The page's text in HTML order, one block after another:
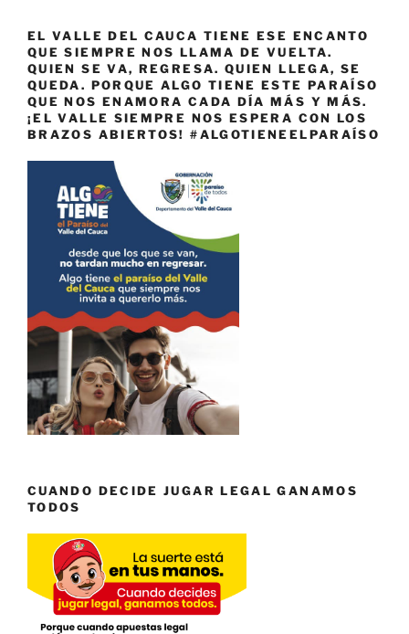
EL VALLE DEL CAUCA TIENE ESE ENCANTO
QUE SIEMPRE NOS LLAMA DE VUELTA.
QUIEN SE VA, REGRESA. QUIEN LLEGA, SE
QUEDA. PORQUE ALGO TIENE ESTE PARAÍSO
QUE NOS ENAMORA CADA DÍA MÁS Y MÁS.
¡EL VALLE SIEMPRE NOS ESPERA CON LOS
BRAZOS ABIERTOS! #ALGOTIENEELPARAÍSO
CUANDO DECIDE JUGAR LEGAL GANAMOS
TODOS